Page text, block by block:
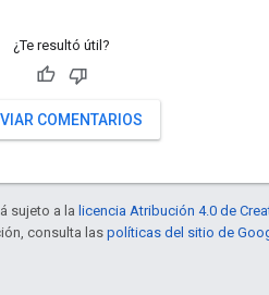
¿Te resultó útil?
COMENTARIOS
sujeto a la licencia Atribución 4.0 de
consulta laspolíticas del sitio de